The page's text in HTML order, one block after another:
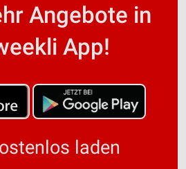
Angebote in
App!
laden